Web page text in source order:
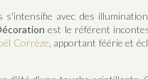
s'intensifie avec des
est le référent
Corrèze , apportant féérie et